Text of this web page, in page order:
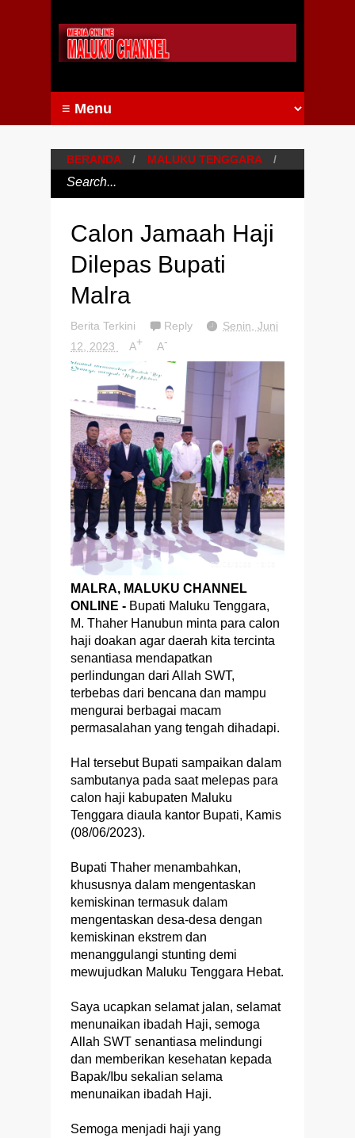
BERANDA / MALUKU TENGGARA /
Calon Jamaah Haji
Dilepas Bupati
Malra
Berita Terkini Reply
Senin, Juni
12, 2023
A+ A-
MALRA, MALUKU CHANNEL
ONLINE - Bupati Maluku Tenggara,
M. Thaher Hanubun minta para calon
haji doakan agar daerah kita tercinta
senantiasa mendapatkan
perlindungan dari Allah SWT,
terbebas dari bencana dan mampu
mengurai berbagai macam
permasalahan yang tengah dihadapi.
Hal tersebut Bupati sampaikan dalam
sambutanya pada saat melepas para
calon haji kabupaten Maluku
Tenggara diaula kantor Bupati, Kamis
(08/06/2023).
Bupati Thaher menambahkan,
khususnya dalam mengentaskan
kemiskinan termasuk dalam
mengentaskan desa-desa dengan
kemiskinan ekstrem dan
menanggulangi stunting demi
mewujudkan Maluku Tenggara Hebat.
Saya ucapkan selamat jalan, selamat
menunaikan ibadah Haji, semoga
Allah SWT senantiasa melindungi
dan memberikan kesehatan kepada
Bapak/Ibu sekalian selama
menunaikan ibadah Haji.
Semoga menjadi haji yang